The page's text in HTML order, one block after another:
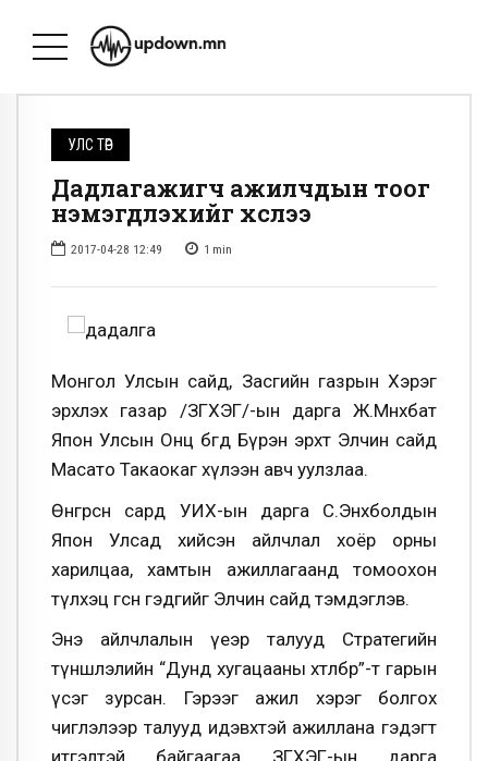
УЛС ТӨР
Дадлагажигч ажилчдын тоог
нэмэгдүүлэхийг хүслээ
2017-04-28 12:49 1 min
Монгол Улсын сайд, Засгийн газрын Хэрэг
эрхлэх газар /ЗГХЭГ/-ын дарга Ж.Мөнхбат
Япон Улсын Онц бөгөөд Бүрэн эрхт Элчин сайд
Масато Такаокаг хүлээн авч уулзлаа.
Өнгөрсөн сард УИХ-ын дарга С.Энхболдын
Япон Улсад хийсэн айлчлал хоёр орны
харилцаа, хамтын ажиллагаанд томоохон
түлхэц өгсөн гэдгийг Элчин сайд тэмдэглэв.
Энэ айлчлалын үеэр талууд Стратегийн
түншлэлийн “Дунд хугацааны хөтөлбөр”-т гарын
үсэг зурсан. Гэрээг ажил хэрэг болгох
чиглэлээр талууд идэвхтэй ажиллана гэдэгт